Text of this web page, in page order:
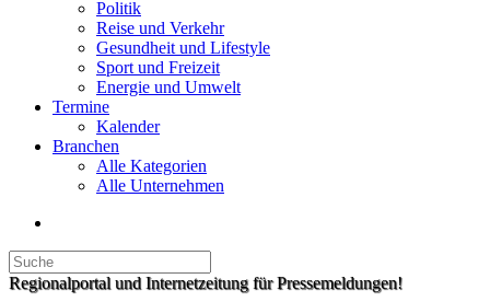
Politik
Reise und Verkehr
Gesundheit und Lifestyle
Sport und Freizeit
Energie und Umwelt
Termine
Kalender
Branchen
Alle Kategorien
Alle Unternehmen
Regionalportal und Internetzeitung für Pressemeldungen!